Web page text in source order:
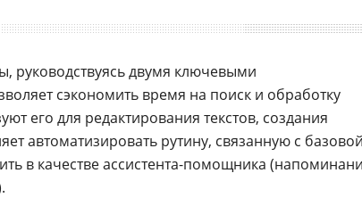
руководствуясь двумя ключевыми
сэкономить время на поиск и обработку
его для редактирования текстов, создания
автоматизировать рутину, связанную с
в качестве ассистента-помощника